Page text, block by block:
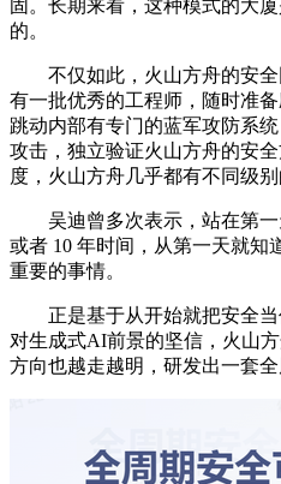
固。长期来看，这种模式的大
的。
不仅如此，火山方舟的安全
有一批优秀的工程师，随时准
跳动内部有专门的蓝军攻防系
攻击，独立验证火山方舟的安
度，火山方舟几乎都有不同级别
吴迪曾多次表示，站在第一
或者 10 年时间，从第一天就知
重要的事情。
正是基于从开始就把安全当
对生成式AI前景的坚信，火山
方向也越走越明，研发出一套全